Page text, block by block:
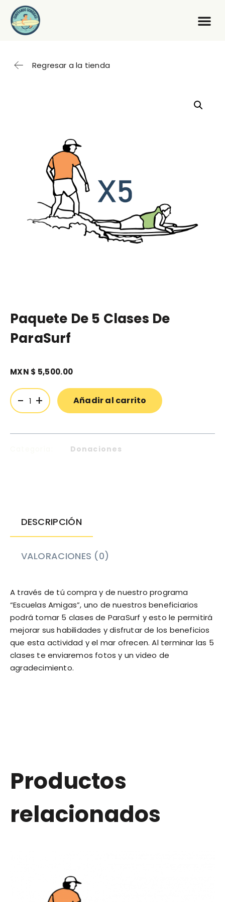
Regresar a la tienda
Paquete De 5 Clases De
ParaSurf
MXN $ 5,500.00
- + Añadir al carrito
Donaciones
DESCRIPCIÓN
VALORACIONES (0)
A través de tú compra y de nuestro programa
“Escuelas Amigas”, uno de nuestros beneficiarios
podrá tomar 5 clases de ParaSurf y esto le permitirá
mejorar sus habilidades y disfrutar de los beneficios
que esta actividad y el mar ofrecen. Al terminar las 5
clases te enviaremos fotos y un video de
agradecimiento.
Productos
relacionados